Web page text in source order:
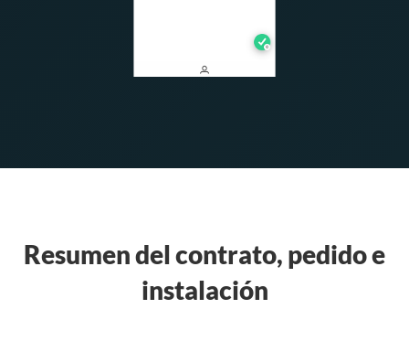
Resumen del contrato, pedido e
instalación